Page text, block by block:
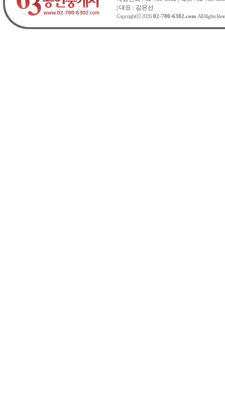
| 대표 : 김은선
Copyrightⓒ 2026 02-780-6302.com. All Rights